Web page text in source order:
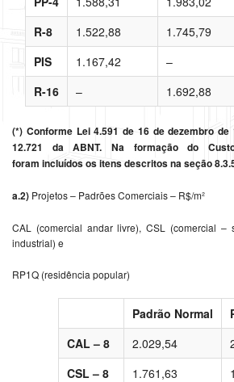
R-8
1.522,88 1.745,79
PIS
1.167,42 –
R-16
– 1.692,88
(*) Conforme Lei 4.591 de 16 de dezembro
12.721 da ABNT. Na formação do
foram incluídos os itens descritos na seção
a.2) Projetos – Padrões Comerciais – R$/m²
CAL (comercial andar livre), CSL (comercial –
industrial) e
RP1Q (residência popular)
Padrão Normal
CAL – 8
2.029,54
CSL – 8
1.761,63